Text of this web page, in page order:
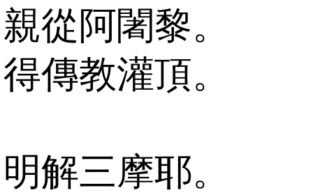
親從阿闍黎。
得傳教灌頂。
明解三摩耶。